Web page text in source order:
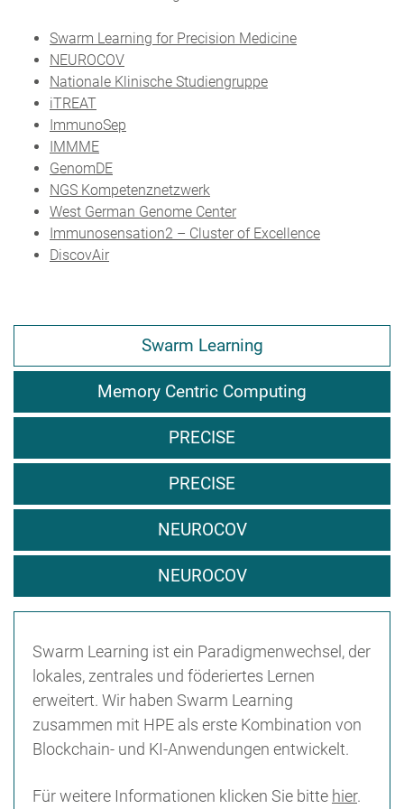
Swarm Learning for Precision Medicine
NEUROCOV
Nationale Klinische Studiengruppe
iTREAT
ImmunoSep
IMMME
GenomDE
NGS Kompetenznetzwerk
West German Genome Center
Immunosensation2 – Cluster of Excellence
DiscovAir
Swarm Learning
Memory Centric Computing
PRECISE
PRECISE
NEUROCOV
NEUROCOV
Swarm Learning ist ein Paradigmenwechsel, der
lokales, zentrales und föderiertes Lernen
erweitert. Wir haben Swarm Learning
zusammen mit HPE als erste Kombination von
Blockchain- und KI-Anwendungen entwickelt.
Für weitere Informationen klicken Sie bitte hier.